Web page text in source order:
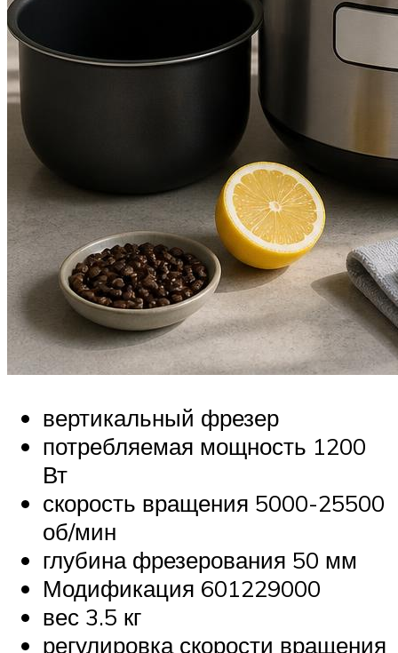
вертикальный фрезер
потребляемая мощность 1200
Вт
скорость вращения 5000-25500
об/мин
глубина фрезерования 50 мм
Модификация 601229000
вес 3.5 кг
регулировка скорости вращения